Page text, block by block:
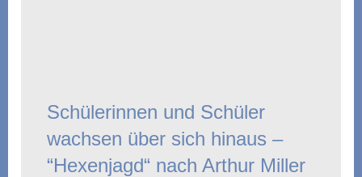
Schülerinnen und Schüler
wachsen über sich hinaus –
“Hexenjagd“ nach Arthur Miller